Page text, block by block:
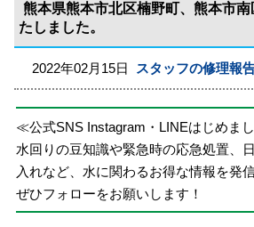
熊本県熊本市北区楠野町、熊本市
たしました。
2022年02月15日 スタッフの修理報
≪公式SNS Instagram・LINEはじめま
水回りの豆知識や緊急時の応急処置、
入れなど、水に関わるお得な情報を発
ぜひフォローをお願いします！